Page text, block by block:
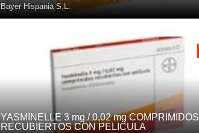
Bayer Hispania S.L.
YASMINELLE 3 mg / 0,02 mg COMPRIMIDOS
RECUBIERTOS CON PELICULA